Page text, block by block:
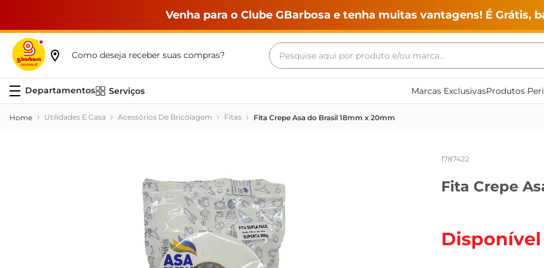
Venha para o Clube GBarbosa e tenha muitas vantagens! É Grátis,
Como deseja receber suas compras?
Pesquise aqui por produto e/ou marca...
Serviços Marcas ExclusivasProdutos
Utilidades E Casa Acessórios De Bricolagem Fitas Fita Crepe Asa do Brasil 18mm x 20mm
1787422
Fita Crepe
Termos mais buscados
maquina lavar